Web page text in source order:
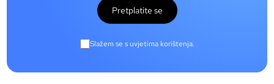
Pretplatite se
Slažem se s uvjetima korištenja.